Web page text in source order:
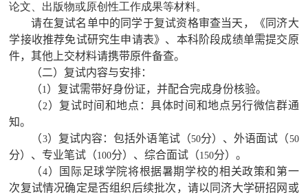
论文、出版物或原创性工作成果等材料。
请在复试名单中的同学于复试资格审查当天，《同济大
学接收推荐免试研究生申请表》、本科阶段成绩单需提交原
件，其他上交材料请携带原件备查。
（二）复试内容与安排：
（1）复试需带好身份证，并配合完成身份核验。
（2）复试时间和地点：具体时间和地点另行微信群通
知。
（3）复试内容：包括外语笔试（50分）、外语面试（50
分）、专业笔试（100分）、综合面试（150分）。
（4）国际足球学院将根据暑期学校的相关政策和第一
次复试情况确定是否组织后续批次，请以同济大学研招网或